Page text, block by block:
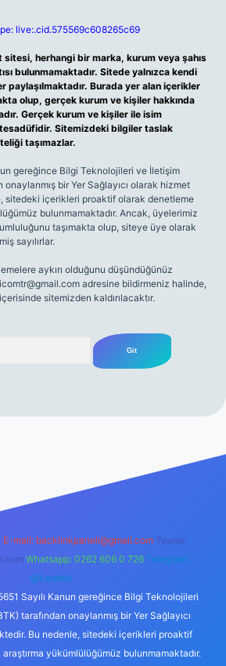
live:.cid.575569c608265c69
sitesi, herhangi bir marka, kurum veya şahıs
bulunmamaktadır. Sitede yalnızca kendi
paylaşılmaktadır. Burada yer alan içerikler
olup, gerçek kurum ve kişiler hakkında
Gerçek kurum ve kişiler ile isim
Sitemizdeki bilgiler taslak
taşımazlar.
gereğince Bilgi Teknolojileri ve İletişim
onaylanmış bir Yer Sağlayıcı olarak hizmet
sitedeki içerikleri proaktif olarak denetleme
bulunmamaktadır. Ancak, üyelerimiz
taşımakta olup, siteye üye olarak
sayılırlar.
aykırı olduğunu düşündüğünüz
adresine bildirmeniz halinde,
sitemizden kaldırılacaktır.
E-mail: backlinkpaneli@gmail.com Teams:
Whatsapp: 0262 606 0 726 Telegram:
@karabul
Sayılı Kanun gereğince Bilgi Teknolojileri
tarafından onaylanmış bir Yer Sağlayıcı
Bu nedenle, sitedeki içerikleri proaktif
yükümlülüğümüz bulunmamaktadır.